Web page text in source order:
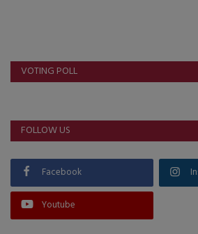
ગુજરાત
જુનાગઢ
બજારના સમાચાર
નાણાંકીય સમાચાર
VOTING POLL
FOLLOW US
Facebook
Youtube